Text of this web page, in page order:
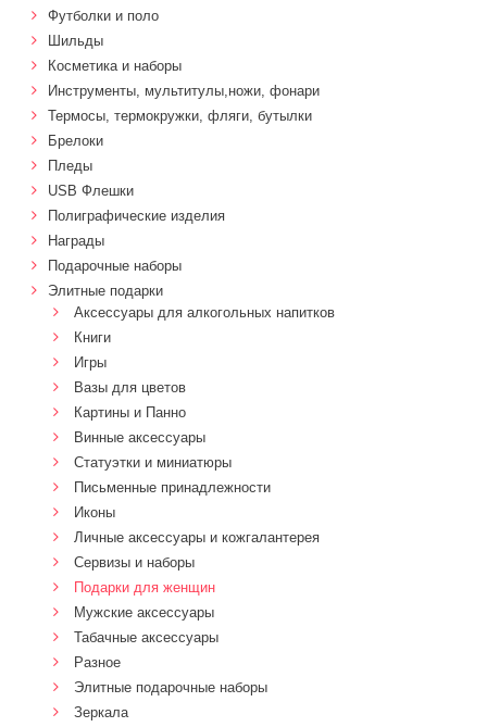
Футболки и поло
Шильды
Косметика и наборы
Инструменты, мультитулы,ножи, фонари
Термосы, термокружки, фляги, бутылки
Брелоки
Пледы
USB Флешки
Полиграфические изделия
Награды
Подарочные наборы
Элитные подарки
Аксессуары для алкогольных напитков
Книги
Игры
Вазы для цветов
Картины и Панно
Винные аксессуары
Статуэтки и миниатюры
Письменные принадлежности
Иконы
Личные аксессуары и кожгалантерея
Сервизы и наборы
Подарки для женщин
Мужские аксессуары
Табачные аксессуары
Разное
Элитные подарочные наборы
Зеркала